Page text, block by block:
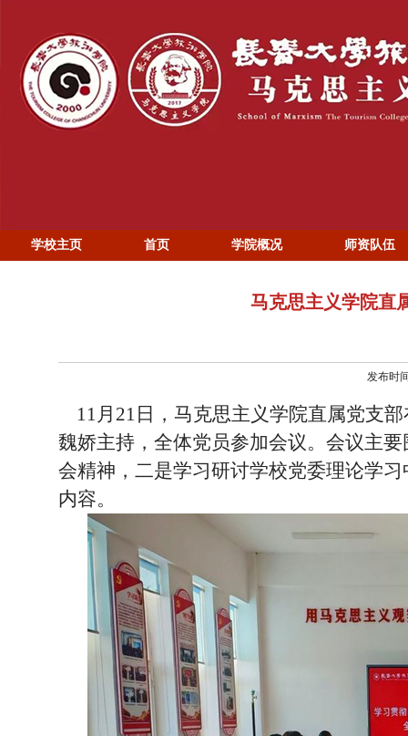
学校主页 首页 学院概况 师资队伍
马克思主义学院直
发布时
11月21日，马克思主义学院直属党支
魏娇主持，全体党员参加会议。会议主
会精神，二是学习研讨学校党委理论学
内容。